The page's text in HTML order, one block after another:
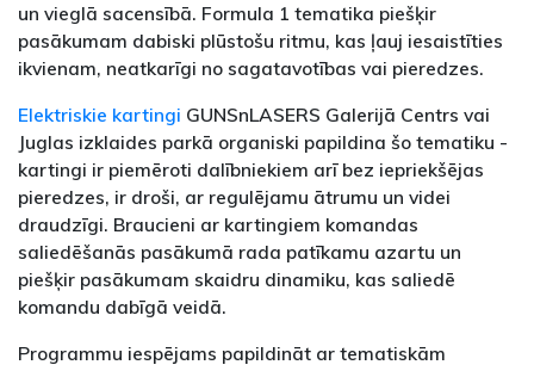
un vieglā sacensībā. Formula 1 tematika piešķir
pasākumam dabiski plūstošu ritmu, kas ļauj iesaistīties
ikvienam, neatkarīgi no sagatavotības vai pieredzes.
Elektriskie kartingi GUNSnLASERS Galerijā Centrs vai
Juglas izklaides parkā organiski papildina šo tematiku -
kartingi ir piemēroti dalībniekiem arī bez iepriekšējas
pieredzes, ir droši, ar regulējamu ātrumu un videi
draudzīgi. Braucieni ar kartingiem komandas
saliedēšanās pasākumā rada patīkamu azartu un
piešķir pasākumam skaidru dinamiku, kas saliedē
komandu dabīgā veidā.
Programmu iespējams papildināt ar tematiskām